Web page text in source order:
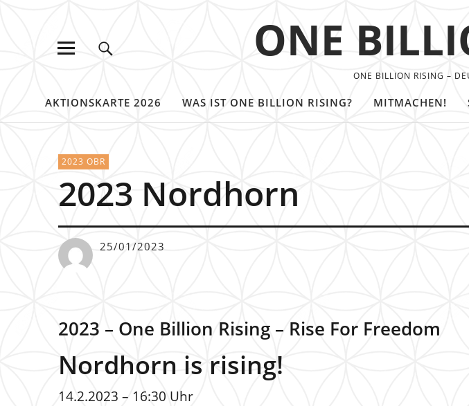
ONE
ONE BILLION RISING –
AKTIONSKARTE 2026 WAS IST ONE BILLION RISING? MITMACHEN!
2023 OBR
2023 Nordhorn
25/01/2023
2023 – One Billion Rising – Rise For Freedom
Nordhorn is rising!
14.2.2023 – 16:30 Uhr